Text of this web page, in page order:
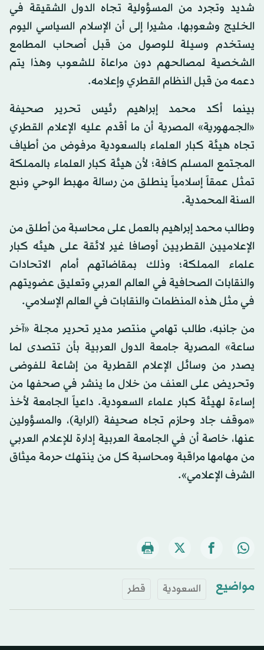
شديد وتجرد من المسؤولية تجاه الدول الشقيقة في
الخليج وشعوبها، مشيرا إلى أن الإسلام السياسي اليوم
يستخدم وسيلة للوصول من قبل أصحاب المطامع
الشخصية لمصالحهم دون مراعاة للشعوب وهذا يتم
دعمه من قبل النظام القطري وإعلامه.
بينما أكد محمد إبراهيم رئيس تحرير صحيفة
«الجمهورية» المصرية أن ما أقدم عليه الإعلام القطري
تجاه هيئة كبار العلماء بالسعودية مرفوض من أطياف
المجتمع المسلم كافة؛ لأن هيئة كبار العلماء بالمملكة
تمثل عمقاً إسلامياً ينطلق من رسالة مهبط الوحي ونبع
السنة المحمدية.
وطالب محمد إبراهيم بالعمل على محاسبة من أطلق من
الإعلاميين القطريين أوصافا غير لائقة على هيئه كبار
علماء المملكة؛ وذلك بمقاضاتهم أمام الاتحادات
والنقابات الصحافية في العالم العربي وتعليق عضويتهم
في مثل هذه المنظمات والنقابات في العالم الإسلامي.
من جانبه، طالب تهامي منتصر مدير تحرير مجلة «آخر
ساعة» المصرية جامعة الدول العربية بأن تتصدى لما
يصدر من وسائل الإعلام القطرية من إشاعة للفوضى
وتحريض على العنف من خلال ما ينشر في صحفها من
إساءة لهيئة كبار علماء السعودية. داعياً الجامعة لأخذ
«موقف جاد وحازم تجاه صحيفة (الراية)، والمسؤولين
عنها، خاصة أن في الجامعة العربية إدارة للإعلام العربي
من مهامها مراقبة ومحاسبة كل من ينتهك حرمة ميثاق
الشرف الإعلامي».
مواضيع السعودية قطر